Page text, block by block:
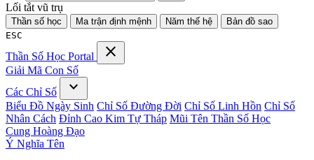
Lối tắt vũ trụ
Thần số học Ma trận định mệnh Năm thế hệ
Bản đồ sao
ESC
Thần Số Học Portal close
Giải Mã Con Số
Các Chỉ Số
expand_more
Biểu Đồ Ngày Sinh Chỉ Số Đường Đời Chỉ Số Linh Hồn Chỉ Số
Nhân Cách Đỉnh Cao Kim Tự Tháp Mũi Tên Thần Số Học
Cung Hoàng Đạo
Ý Nghĩa Tên